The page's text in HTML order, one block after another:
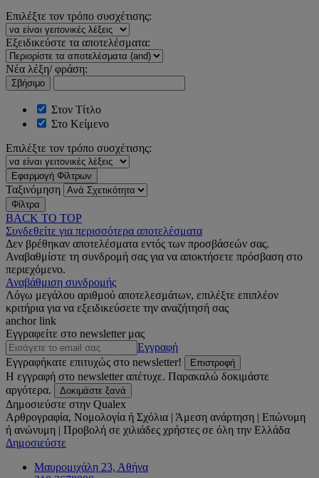
Επιλέξτε τον τρόπο συσχέτισης:
Εξειδικεύστε τα αποτελέσματα:
Νέα λέξη/ φράση:
Σβήσιμο
Στον Τίτλο
Στο Κείμενο
Επιλέξτε τον τρόπο συσχέτισης:
Εφαρμογή Φίλτρων
Ταξινόμηση
Φίλτρα
BACK TO TOP
Συνδεθείτε για περισσότερα αποτελέσματα
Δεν βρέθηκαν αποτελέσματα εντός των προσβάσεών σας.
Αναβαθμίστε τη συνδρομή σας για να αποκτήσετε πρόσβαση στο
περιεχόμενο.
Αναβάθμιση συνδρομής
Λόγω μεγάλου αριθμού αποτελεσμάτων, επιλέξτε επιπλέον
κριτήρια για να εξειδικεύσετε την αναζήτησή σας
anchor link
Εγγραφείτε στο newsletter μας
Εγγραφή
Εγγραφήκατε επιτυχώς στο newsletter!
Επιστροφή
Η εγγραφή στο newsletter απέτυχε. Παρακαλώ δοκιμάστε
αργότερα.
Δοκιμάστε ξανά
Δημοσιεύστε στην Qualex
Αρθρογραφία, Νομολογία ή Σχόλια | Άμεση ανάρτηση | Επώνυμη
ή ανώνυμη | Προβολή σε χιλιάδες χρήστες σε όλη την Ελλάδα
Δημοσιεύστε
Μαυρομιχάλη 23, Αθήνα